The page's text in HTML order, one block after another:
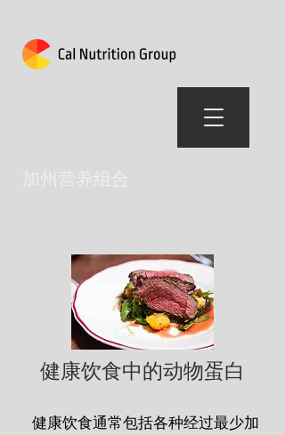
健康饮食中的动物蛋白
健康饮食通常包括各种经过最少加